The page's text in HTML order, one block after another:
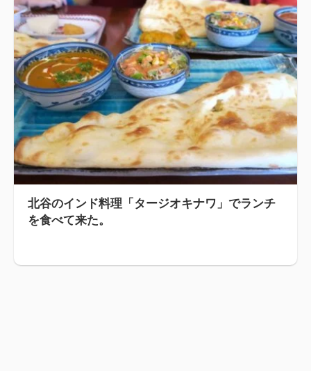
北谷のインド料理「タージオキナワ」でランチ
を食べて来た。